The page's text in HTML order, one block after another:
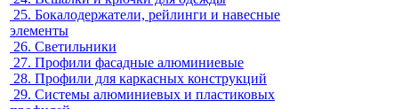
25. Бокалодержатели, рейлинги и навесные
элементы
26. Светильники
27. Профили фасадные алюминиевые
28. Профили для каркасных конструкций
29. Системы алюминиевых и пластиковых